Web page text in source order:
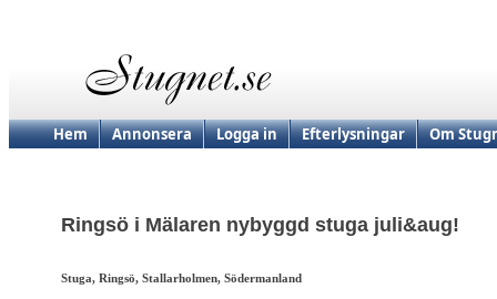
Hem Annonsera Logga in Efterlysningar Om
Ringsö i Mälaren nybyggd stuga juli&aug!
Stuga, Ringsö, Stallarholmen, Södermanland